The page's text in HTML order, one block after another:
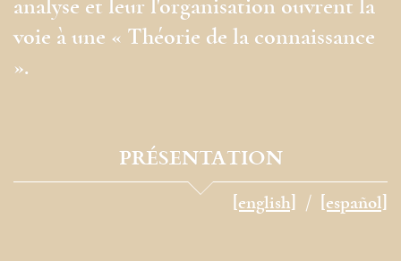
analyse et leur l'organisation ouvrent la
voie à une « Théorie de la connaissance
».
PRÉSENTATION
[english] [español]